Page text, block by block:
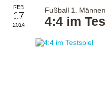
FEB
17
2014
Fußball 1.
4:4 im